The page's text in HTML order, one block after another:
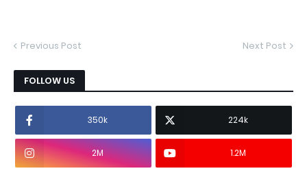
Previous Post Next Post
FOLLOW US
350k 224k
2M 1.2M